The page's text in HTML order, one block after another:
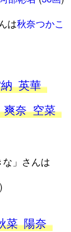
は秋奈つかこ
英華
爽奈 空菜
」さんは
)
菜 陽奈